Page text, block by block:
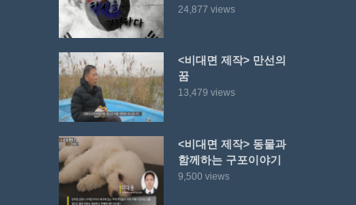
24,877 views
<비대면 제작> 만선의
꿈
13,479 views
<비대면 제작> 동물과
함께하는 구포이야기
9,500 views